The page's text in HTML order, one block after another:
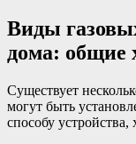
Виды
дома: общие
Существует
могут быть
способу